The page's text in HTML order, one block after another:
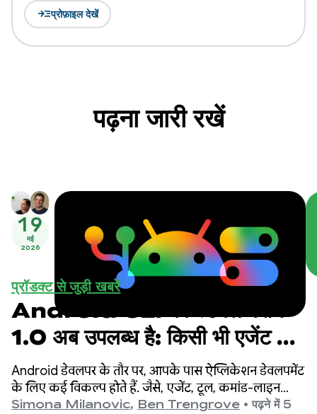
read_moreप्रोफ़ाइल देखें
पढ़ना जारी रखें
19
मई
2026
प्रॉडक्ट से जुड़ी खबरें
Android CLI का स्टेबल वर्शन
1.0 अब उपलब्ध है: किसी भी एजेंट का
इस्तेमाल करके, Android के लिए
तेज़ी से डेवलपमेंट करें
Android डेवलपर के तौर पर, आपके पास ऐप्लिकेशन डेवलपमेंट
के लिए कई विकल्प होते हैं. जैसे, एजेंट, टूल, कमांड-लाइन
इंटरफ़ेस (सीएलआई), और एलएलएम.
Simona Milanovic, Ben Trengrove • पढ़ने में 5